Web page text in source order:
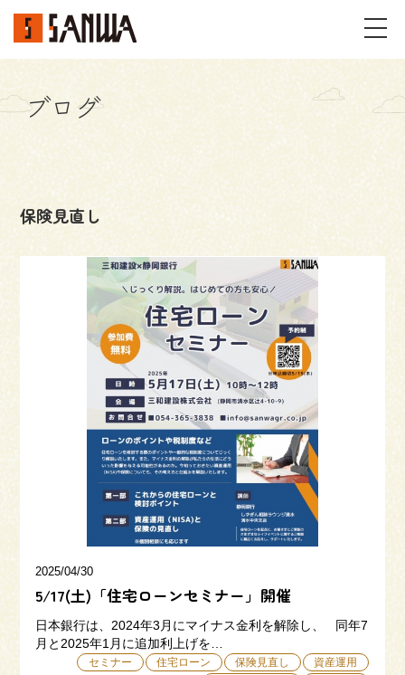
イベント・見学会
不動産情報
事例
施工事例 パーツギャラリー
お客様の声
私たちのこと
三和建設の強み
リフォーム
会社概要
採用情報
ブログ
保険見直し
2025/04/30
5/17(土)「住宅ローンセミナー」開催
日本銀行は、2024年3月にマイナス金利を解除し、 同年7
月と2025年1月に追加利上げを…
セミナー 住宅ローン 保険見直し
資産運用